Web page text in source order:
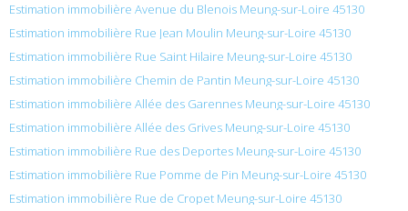
Estimation immobilière Avenue du Blenois Meung-sur-Loire 45130
Estimation immobilière Rue Jean Moulin Meung-sur-Loire 45130
Estimation immobilière Rue Saint Hilaire Meung-sur-Loire 45130
Estimation immobilière Chemin de Pantin Meung-sur-Loire 45130
Estimation immobilière Allée des Garennes Meung-sur-Loire 45130
Estimation immobilière Allée des Grives Meung-sur-Loire 45130
Estimation immobilière Rue des Deportes Meung-sur-Loire 45130
Estimation immobilière Rue Pomme de Pin Meung-sur-Loire 45130
Estimation immobilière Rue de Cropet Meung-sur-Loire 45130